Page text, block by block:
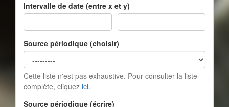
Intervalle de date (entre x et y)
-
Source périodique (choisir)
Cette liste n'est pas exhaustive. Pour consulter la liste
complète, cliquez ici.
Source périodique (écrire)